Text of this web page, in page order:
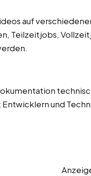
auf
Teilzeitjobs,
und